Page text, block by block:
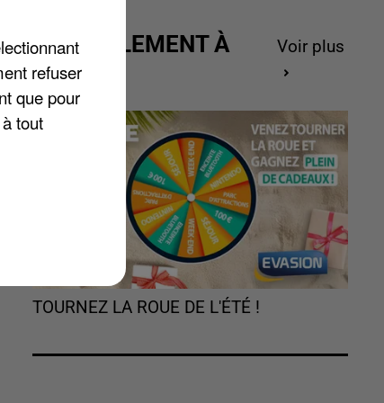
ACTUELLEMENT À
GAGNER
Voir plus
TOURNEZ LA ROUE DE L'ÉTÉ !
refuser
que pour
tout